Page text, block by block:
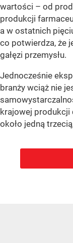
wartości – od
produkcji
a w ostatnich
co potwierdza, że
gałęzi przemysłu.
Jednocześnie
branży wciąż nie
krajowej produkcji
około jedną